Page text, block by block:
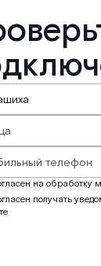
на обработку
получать